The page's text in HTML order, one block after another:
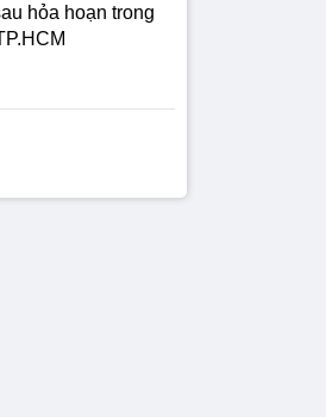
hỏa hoạn trong